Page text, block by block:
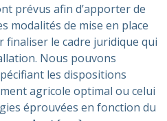
prévus afin d’apporter de
modalités de mise en place
finaliser le cadre juridique qui
Nous pouvons
les dispositions
agricole optimal ou celui
éprouvées en fonction du